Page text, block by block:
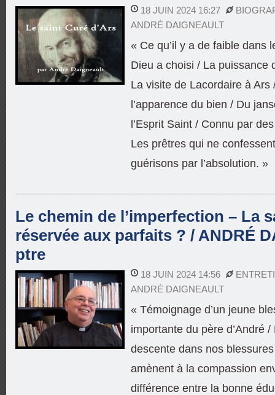
18 JUIN 2024 16:27
ANDRÉ DAIGNEAULT
« Ce qu’il y a de faible dans
Dieu a choisi / La puissance
La visite de Lacordaire à Ars
l’apparence du bien / Du
l’Esprit Saint / Connu par
Les prêtres qui ne
guérisons par l’absolution. »
Le chemin de l’imperfection – La
réservée aux parfaits ? / ANDRÉ
ptre
18 JUIN 2024 14:56
ANDRÉ DAIGNEAULT
« Témoignage d’un jeune
importante du père d’André
descente dans nos
amènent à la compassion
différence entre la bonne